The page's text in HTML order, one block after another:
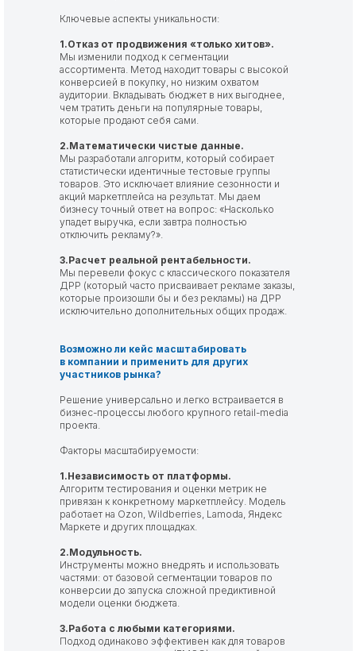
Ключевые аспекты уникальности:
1.Отказ от продвижения «только хитов».
Мы изменили подход к сегментации
ассортимента. Метод находит товары с высокой
конверсией в покупку, но низким охватом
аудитории. Вкладывать бюджет в них выгоднее,
чем тратить деньги на популярные товары,
которые продают себя сами.
2.Математически чистые данные.
Мы разработали алгоритм, который собирает
статистически идентичные тестовые группы
товаров. Это исключает влияние сезонности и
акций маркетплейса на результат. Мы даем
бизнесу точный ответ на вопрос: «Насколько
упадет выручка, если завтра полностью
отключить рекламу?».
3.Расчет реальной рентабельности.
Мы перевели фокус с классического показателя
ДРР (который часто присваивает рекламе заказы,
которые произошли бы и без рекламы) на ДРР
исключительно дополнительных общих продаж.
Возможно ли кейс масштабировать
в компании и применить для других
участников рынка?
Решение универсально и легко встраивается в
бизнес-процессы любого крупного retail-media
проекта.
Факторы масштабируемости:
1.Независимость от платформы.
Алгоритм тестирования и оценки метрик не
привязан к конкретному маркетплейсу. Модель
работает на Ozon, Wildberries, Lamoda, Яндекс
Маркете и других площадках.
2.Модульность.
Инструменты можно внедрять и использовать
частями: от базовой сегментации товаров по
конверсии до запуска сложной предиктивной
модели оценки бюджета.
3.Работа с любыми категориями.
Подход одинаково эффективен как для товаров